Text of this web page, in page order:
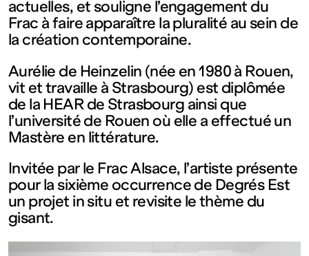
1 bis, rue
des
Trinitaires
57000
Metz
Ouvert
actuelles, et souligne l’engagement du
Frac à faire apparaître la pluralité au sein de
la création contemporaine.
Aurélie de Heinzelin (née en 1980 à Rouen,
vit et travaille à Strasbourg) est diplômée
de la HEAR de Strasbourg ainsi que
l’université de Rouen où elle a effectué un
Mastère en littérature.
Invitée par le Frac Alsace, l’artiste présente
pour la sixième occurrence de Degrés Est
un projet in situ et revisite le thème du
gisant.